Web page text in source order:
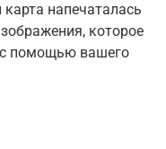
напечаталась
которое
с помощью вашего